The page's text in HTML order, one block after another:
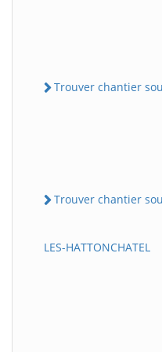
Trouver chantier
Trouver chantier
LES-HATTONCHATEL